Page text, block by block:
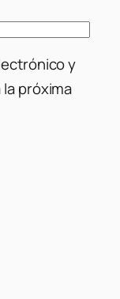
y
próxima